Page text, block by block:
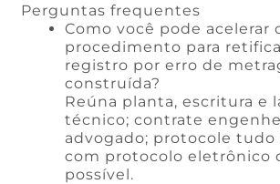
Perguntas frequentes
Como você pode acelerar
procedimento para
registro por erro de
construída?
Reúna planta, escritura e
técnico; contrate
advogado; protocole tudo
com protocolo eletrônico
possível.